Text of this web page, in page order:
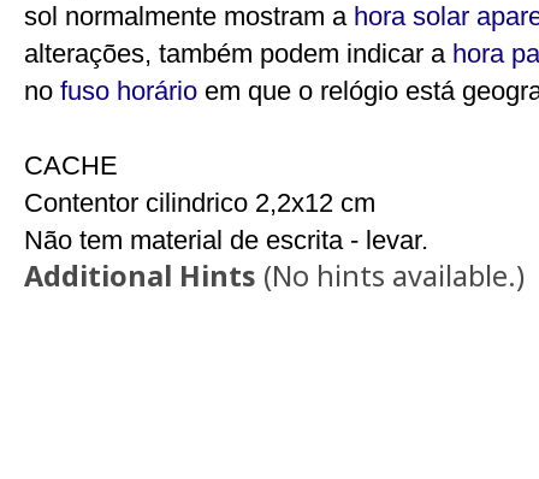
sol normalmente mostram a hora solar
alterações, também podem indicar a hora
no fuso horário em que o relógio está
CACHE
Contentor cilindrico 2,2x12 cm
Não tem material de escrita - levar.
Additional Hints (No hints available.)